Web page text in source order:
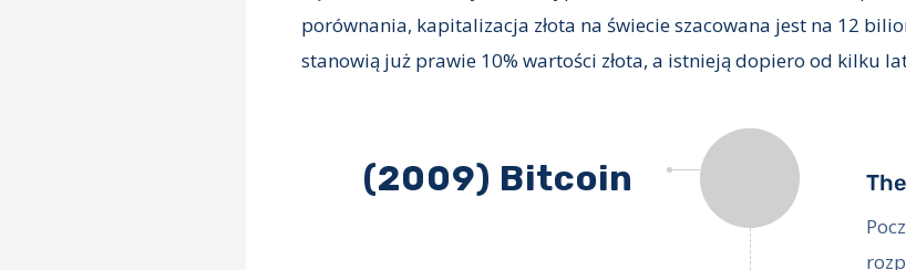
porównania, kapitalizacja złota na świecie szacowana jest na 12
stanowią już prawie 10% wartości złota, a istnieją dopiero od kilku
(2009) Bitcoin